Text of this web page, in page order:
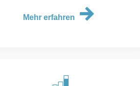
Mehr erfahren